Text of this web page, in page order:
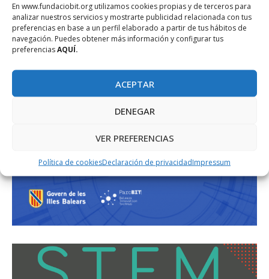
En www.fundaciobit.org utilizamos cookies propias y de terceros para
analizar nuestros servicios y mostrarte publicidad relacionada con tus
preferencias en base a un perfil elaborado a partir de tus hábitos de
navegación. Puedes obtener más información y configurar tus
preferenciasAQUÍ.
ACEPTAR
DENEGAR
VER PREFERENCIAS
Política de cookiesDeclaración de privacidadImpressum